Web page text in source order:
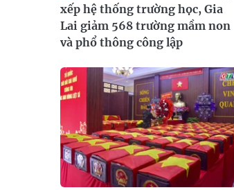
xếp hệ thống trường học, Gia
Lai giảm 568 trường mầm non
và phổ thông công lập